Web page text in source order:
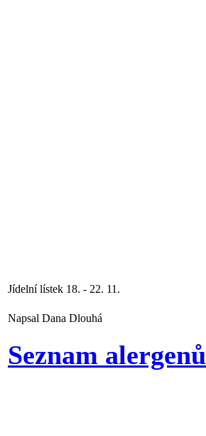
Jídelní lístek 18. - 22. 11.
Napsal Dana Dlouhá
Seznam alergenů